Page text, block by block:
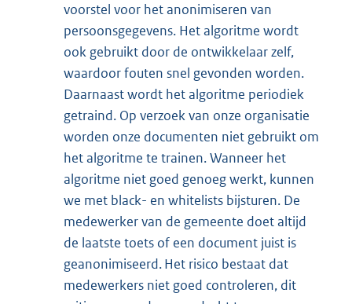
voorstel voor het anonimiseren van
persoonsgegevens. Het algoritme wordt
ook gebruikt door de ontwikkelaar zelf,
waardoor fouten snel gevonden worden.
Daarnaast wordt het algoritme periodiek
getraind. Op verzoek van onze organisatie
worden onze documenten niet gebruikt om
het algoritme te trainen. Wanneer het
algoritme niet goed genoeg werkt, kunnen
we met black- en whitelists bijsturen. De
medewerker van de gemeente doet altijd
de laatste toets of een document juist is
geanonimiseerd. Het risico bestaat dat
medewerkers niet goed controleren, dit